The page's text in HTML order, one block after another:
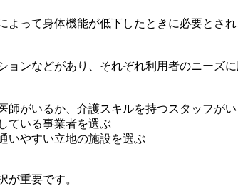
って身体機能が低下したときに必要とさ
ンなどがあり、それぞれ利用者のニーズ
がいるか、介護スキルを持つスタッフが
ている事業者を選ぶ
いやすい立地の施設を選ぶ
が重要です。